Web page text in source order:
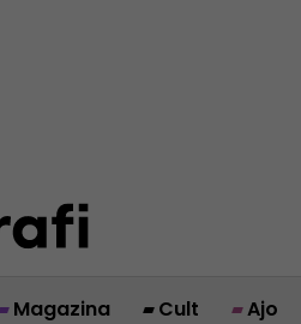
Magazina Cult Ajo